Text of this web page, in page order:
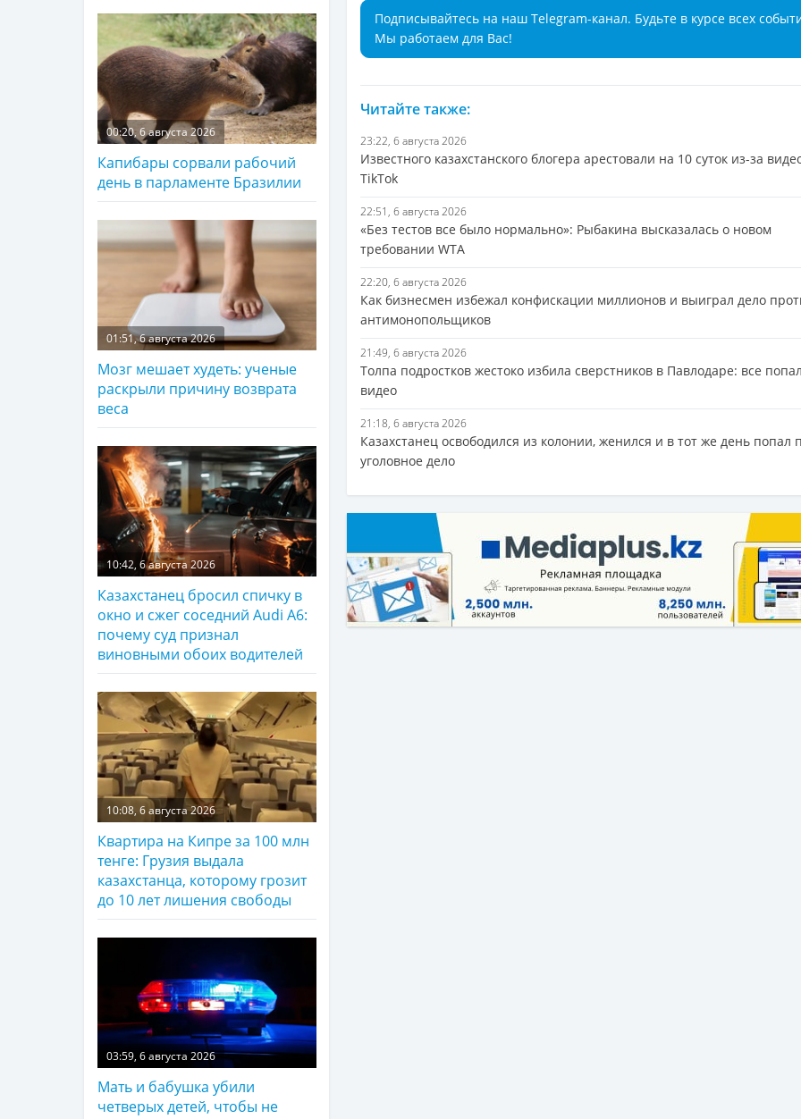
Подписывайтесь на наш Telegram-канал. Будьте в курсе всех
Мы работаем для Вас!
Читайте также:
23:22, 6 августа 2026
Известного казахстанского блогера арестовали на 10 суток из-за
TikTok
22:51, 6 августа 2026
«Без тестов все было нормально»: Рыбакина высказалась о новом
требовании WTA
22:20, 6 августа 2026
Как бизнесмен избежал конфискации миллионов и выиграл дело
антимонопольщиков
21:49, 6 августа 2026
Толпа подростков жестоко избила сверстников в Павлодаре: все
видео
21:18, 6 августа 2026
Казахстанец освободился из колонии, женился и в тот же день попал
уголовное дело
00:20, 6 августа 2026
Капибары сорвали рабочий
день в парламенте Бразилии
01:51, 6 августа 2026
Мозг мешает худеть: ученые
раскрыли причину возврата
веса
10:42, 6 августа 2026
Казахстанец бросил спичку в
окно и сжег соседний Audi A6:
почему суд признал
виновными обоих водителей
10:08, 6 августа 2026
Квартира на Кипре за 100 млн
тенге: Грузия выдала
казахстанца, которому грозит
до 10 лет лишения свободы
03:59, 6 августа 2026
Мать и бабушка убили
четверых детей, чтобы не